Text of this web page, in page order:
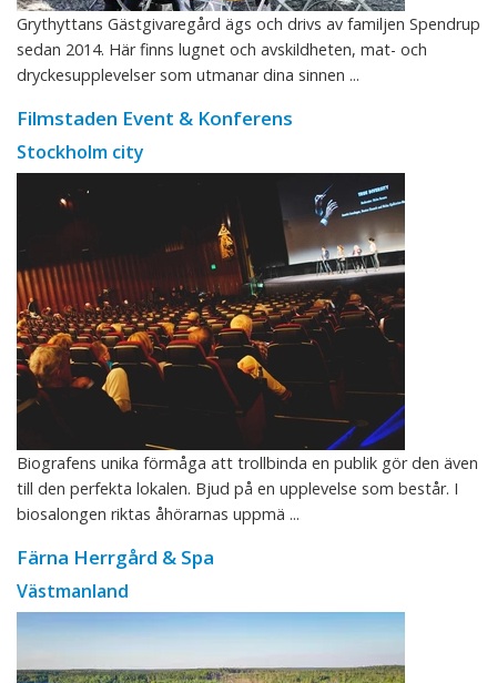
Grythyttans Gästgivaregård ägs och drivs av familjen Spendrup
sedan 2014. Här finns lugnet och avskildheten, mat- och
dryckesupplevelser som utmanar dina sinnen ...
Filmstaden Event & Konferens
Stockholm city
Biografens unika förmåga att trollbinda en publik gör den även
till den perfekta lokalen. Bjud på en upplevelse som består. I
biosalongen riktas åhörarnas uppmä ...
Färna Herrgård & Spa
Västmanland